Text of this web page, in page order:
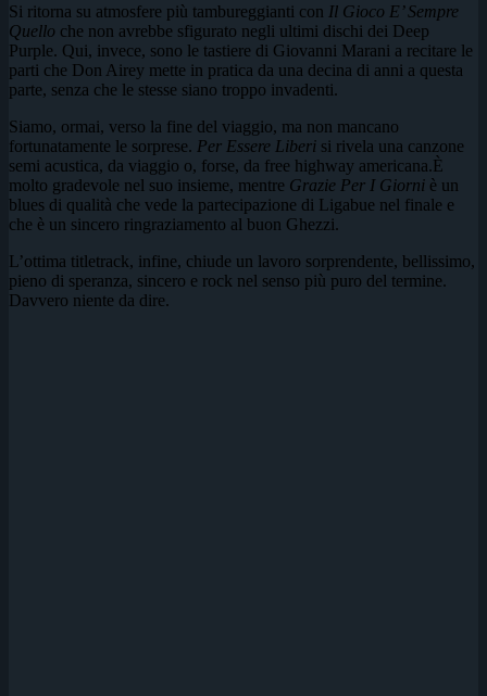
Si ritorna su atmosfere più tambureggianti con Il Gioco E’ Sempre
Quello che non avrebbe sfigurato negli ultimi dischi dei Deep
Purple. Qui, invece, sono le tastiere di Giovanni Marani a recitare le
parti che Don Airey mette in pratica da una decina di anni a questa
parte, senza che le stesse siano troppo invadenti.
Siamo, ormai, verso la fine del viaggio, ma non mancano
fortunatamente le sorprese. Per Essere Liberi si rivela una canzone
semi acustica, da viaggio o, forse, da free highway americana.È
molto gradevole nel suo insieme, mentre Grazie Per I Giorni è un
blues di qualità che vede la partecipazione di Ligabue nel finale e
che è un sincero ringraziamento al buon Ghezzi.
L’ottima titletrack, infine, chiude un lavoro sorprendente, bellissimo,
pieno di speranza, sincero e rock nel senso più puro del termine.
Davvero niente da dire.